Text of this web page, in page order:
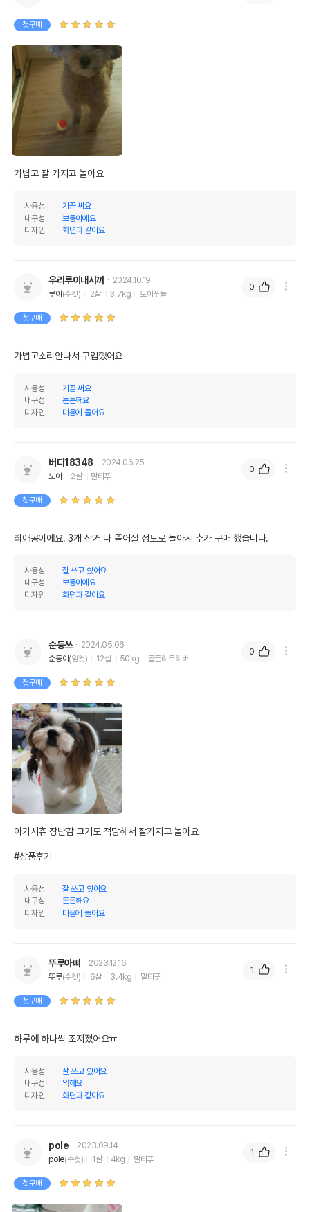
법에 의한 인증,허가 등을
받았음을 확인할수 있는
제조자,수입품의 경우
Doggy Man
전화번호
유통기한
첫구매
가볍고 잘 가지고 놀아요
사용성
가끔 써요
내구성
보통이에요
디자인
화면과 같아요
우리루이내시끼
2024.10.19
루이(수컷) 2살 3.7kg 토이푸들
첫구매
가볍고소리안나서 구입했어요
사용성
가끔 써요
내구성
튼튼해요
디자인
마음에 들어요
0
버디18348
2024.06.25
노아
2살 말티푸
첫구매
최애공이에요. 3개 산거 다 뜯어질 정도로 놀아서 추가 구매 했습니다.
사용성
잘 쓰고 있어요
내구성
보통이에요
디자인
화면과 같아요
0
순둥쓰
2024.05.06
순둥이(암컷) 12살 50kg 골든리트리버
첫구매
아가시츄 장난감 크기도 적당해서 잘가지고 놀아요
#상품후기
사용성
잘 쓰고 있어요
내구성
튼튼해요
디자인
마음에 들어요
0
뚜루아빠
2023.12.16
뚜루(수컷) 6살 3.4kg 말티푸
첫구매
하루에 하나씩 조져졌어요ㅠ
사용성
잘 쓰고 있어요
내구성
약해요
디자인
화면과 같아요
1
pole
2023.09.14
pole(수컷) 1살 4kg 말티푸
첫구매
1